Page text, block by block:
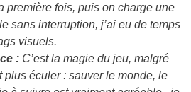
première fois, puis on charge une
sans interruption, j’ai eu de temps
visuels.
: C’est la magie du jeu, malgré
plus éculer : sauver le monde, le